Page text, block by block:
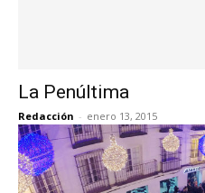
La Penúltima
Redacción - enero 13, 2015